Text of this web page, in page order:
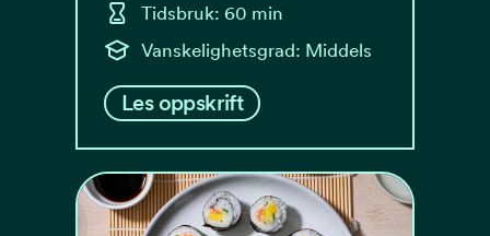
Tidsbruk: 60 min
Vanskelighetsgrad: Middels
Les oppskrift